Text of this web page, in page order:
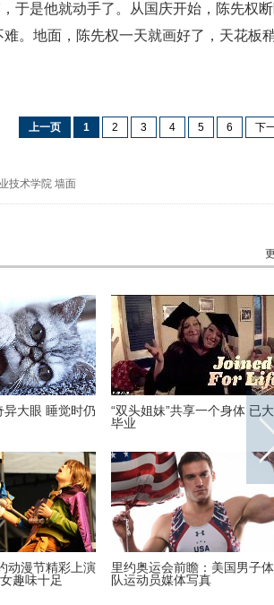
于是他就动手了。从国庆开始，陈先权
。地面，陈先权一天就画好了，天花板
上一页 1 2 3 4 5 6 下
技术学院 墙面
大眼 睡觉时仍
“双头姐妹”共享一个身体 已
毕业
动漫节精彩上演
趣味十足
里约奥运会前瞻：美国男子
队运动员媒体写真